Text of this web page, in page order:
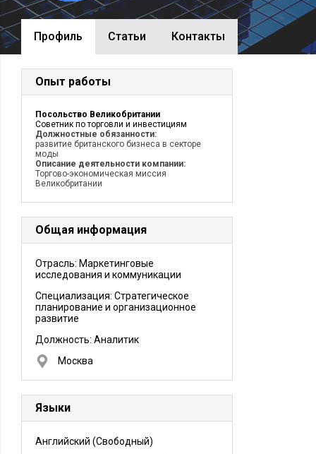
Профиль Cтатьи Контакты
Опыт работы
Посольство Великобритании
Советник по торговли и инвестициям
Должностные обязанности:
развитие британского бизнеса в секторе
моды
Описание деятельности компании:
Торгово-экономическая миссия
Великобритании
Общая информация
Отрасль: Маркетинговые
исследования и коммуникации
Специализация: Стратегическое
планирование и организационное
развитие
Должность: Аналитик
Москва
Языки
Английский (Свободный)